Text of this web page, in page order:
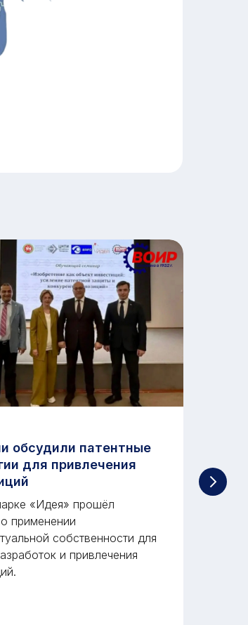
обсудили патентные
для привлечения
«Идея» прошёл
применении
собственности для
и привлечения